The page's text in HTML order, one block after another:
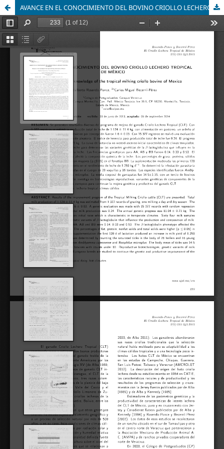
AVANCE EN EL CONOCIMIENTO DEL BOVINO CRIOLLO LECHERO TROPICAL DE MÉXICO